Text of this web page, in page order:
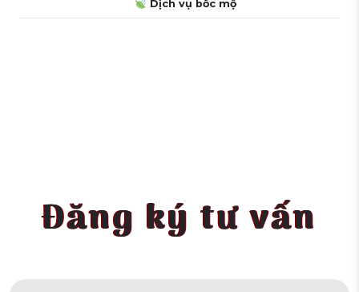
Dịch vụ bốc mộ
Đăng ký tư vấn